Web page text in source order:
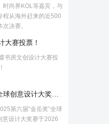
时尚界KOL等嘉宾，与
程从海外赶来的近500
决赛。
大赛投票！
书房文创设计大赛投
第六届“金岳奖”全球
意设计大奖赛于2026